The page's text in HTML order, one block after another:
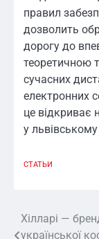
правил
дозволить
дорогу до
теоретичною
сучасних
електронних
це відкриває
у львівському
СТАТЬИ
Навигация
Хілларі —
української